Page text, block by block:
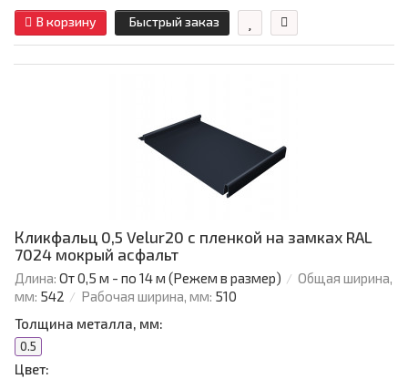
В корзину Быстрый заказ
Кликфальц 0,5 Velur20 с пленкой на замках RAL
7024 мокрый асфальт
Длина: От 0,5 м - по 14 м (Режем в размер)
Общая ширина,
мм: 542 Рабочая ширина, мм: 510
Толщина металла, мм:
0.5
Цвет: